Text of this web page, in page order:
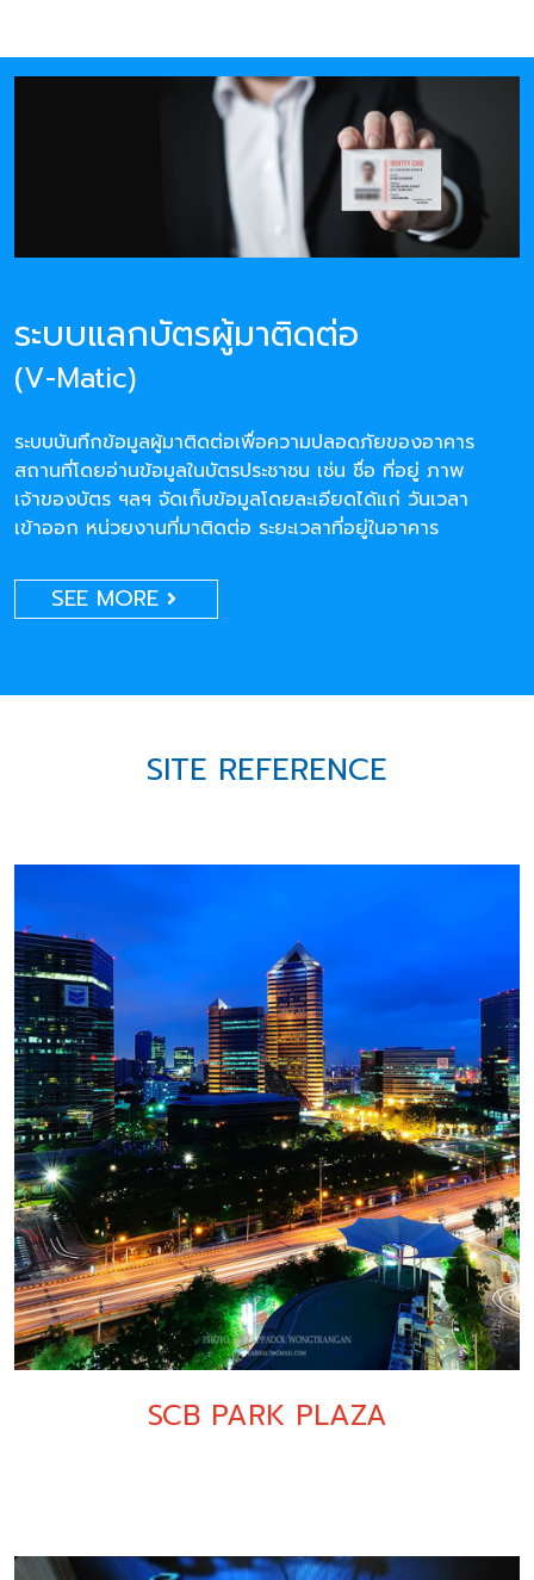
ระบบแลกบัตรผู้มาติดต่อ
(V-Matic)
ระบบบันทึกข้อมูลผู้มาติดต่อเพื่อความปลอดภัยของอาคาร
สถานที่โดยอ่านข้อมูลในบัตรประชาชน เช่น ชื่อ ที่อยู่ ภาพ
เจ้าของบัตร ฯลฯ จัดเก็บข้อมูลโดยละเอียดได้แก่ วันเวลา
เข้าออก หน่วยงานที่มาติดต่อ ระยะเวลาที่อยู่ในอาคาร
SEE MORE
SITE REFERENCE
SCB PARK PLAZA